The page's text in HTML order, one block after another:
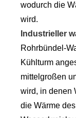
wodurch die
wird.
Industrieller
Rohrbündel-
Kühlturm
mittelgroßen
wird, in denen
die Wärme